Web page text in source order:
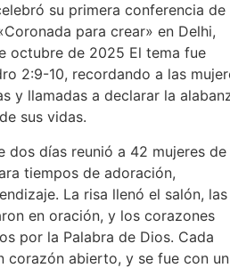
su primera conferencia de
para crear» en Delhi,
octubre de 2025 El tema fue
2:9-10, recordando a las
y llamadas a declarar la
sus vidas.
dos días reunió a 42 mujeres de
tiempos de adoración,
La risa llenó el salón, las
en oración, y los corazones
por la Palabra de Dios. Cada
corazón abierto, y se fue con un